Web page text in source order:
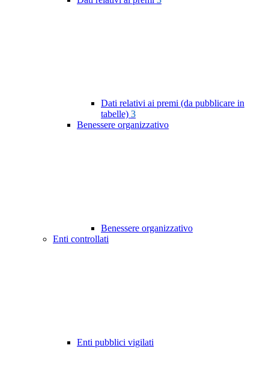
Dati relativi ai premi (da pubblicare in
tabelle) 3
Benessere organizzativo
Benessere organizzativo
Enti controllati
Enti pubblici vigilati